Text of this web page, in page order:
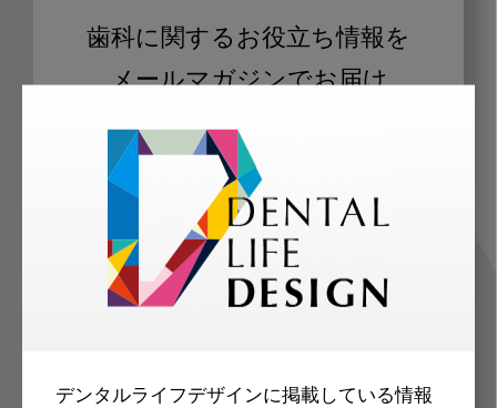
デンタルライフデザインに掲載している情報
歯科に関するお役立ち情報を
メールマガジンでお届け
ご登録いただいた職種（歯科医師、歯
科衛生士、歯科技工士）に合わせた内
容のメールマガジンをお届けします。